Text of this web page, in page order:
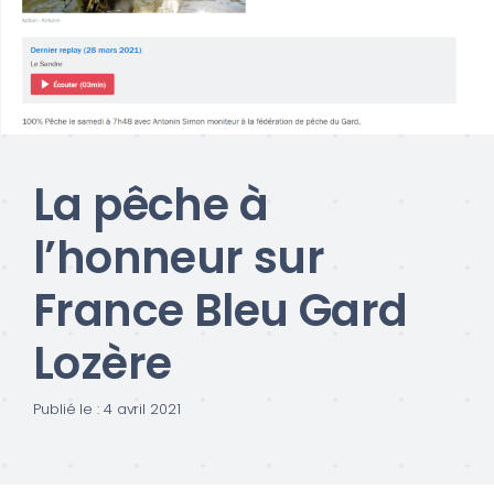
La pêche à
l’honneur sur
France Bleu Gard
Lozère
Publié le : 4 avril 2021